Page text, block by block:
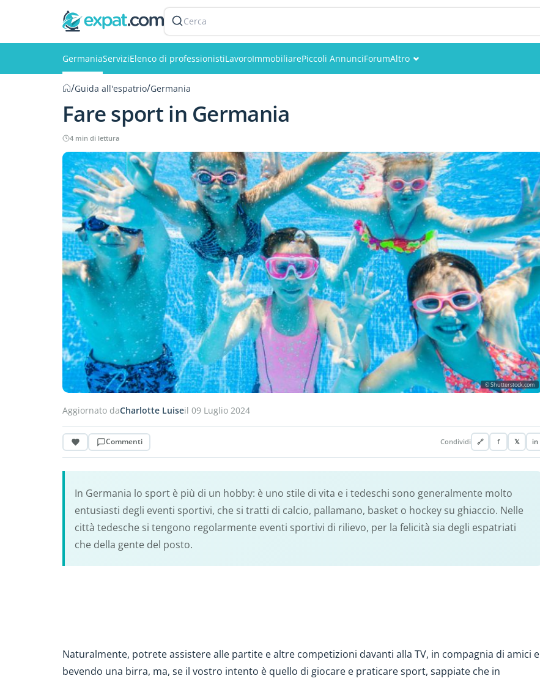
Cerca
GermaniaServiziElenco di professionistiLavoroImmobiliarePiccoli AnnunciForumAltro
/Guida all'espatrio/Germania
Fare sport in Germania
4 min di lettura
© Shutterstock.com
Aggiornato daCharlotte Luiseil 09 Luglio 2024
Commenti Condividi 🔗 f 𝕏 in
In Germania lo sport è più di un hobby: è uno stile di vita e i tedeschi sono generalmente molto
entusiasti degli eventi sportivi, che si tratti di calcio, pallamano, basket o hockey su ghiaccio. Nelle
città tedesche si tengono regolarmente eventi sportivi di rilievo, per la felicità sia degli espatriati
che della gente del posto.
Naturalmente, potrete assistere alle partite e altre competizioni davanti alla TV, in compagnia di amici e
bevendo una birra, ma, se il vostro intento è quello di giocare e praticare sport, sappiate che in